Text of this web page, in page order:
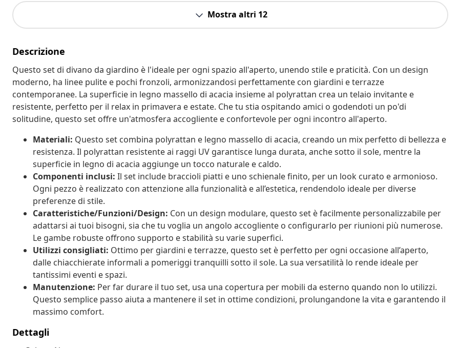
Mostra altri 12
Descrizione
Questo set di divano da giardino è l'ideale per ogni spazio all'aperto, unendo stile e praticità. Con un design
moderno, ha linee pulite e pochi fronzoli, armonizzandosi perfettamente con giardini e terrazze
contemporanee. La superficie in legno massello di acacia insieme al polyrattan crea un telaio invitante e
resistente, perfetto per il relax in primavera e estate. Che tu stia ospitando amici o godendoti un po'di
solitudine, questo set offre un'atmosfera accogliente e confortevole per ogni incontro all'aperto.
Materiali: Questo set combina polyrattan e legno massello di acacia, creando un mix perfetto di bellezza e
resistenza. Il polyrattan resistente ai raggi UV garantisce lunga durata, anche sotto il sole, mentre la
superficie in legno di acacia aggiunge un tocco naturale e caldo.
Componenti inclusi: Il set include braccioli piatti e uno schienale finito, per un look curato e armonioso.
Ogni pezzo è realizzato con attenzione alla funzionalità e all’estetica, rendendolo ideale per diverse
preferenze di stile.
Caratteristiche/Funzioni/Design: Con un design modulare, questo set è facilmente personalizzabile per
adattarsi ai tuoi bisogni, sia che tu voglia un angolo accogliente o configurarlo per riunioni più numerose.
Le gambe robuste offrono supporto e stabilità su varie superfici.
Utilizzi consigliati: Ottimo per giardini e terrazze, questo set è perfetto per ogni occasione all’aperto,
dalle chiacchierate informali a pomeriggi tranquilli sotto il sole. La sua versatilità lo rende ideale per
tantissimi eventi e spazi.
Manutenzione: Per far durare il tuo set, usa una copertura per mobili da esterno quando non lo utilizzi.
Questo semplice passo aiuta a mantenere il set in ottime condizioni, prolungandone la vita e garantendo il
massimo comfort.
Dettagli